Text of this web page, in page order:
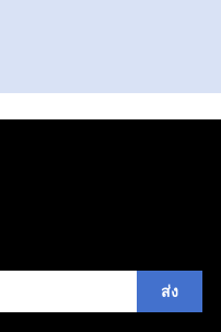
ธุรกิจ ซึ่งเครื่องบรรจุ
นสูงนี้เชี่ยวชาญด้าน
รับผลิตภัณฑ์หลาก
ส่ง